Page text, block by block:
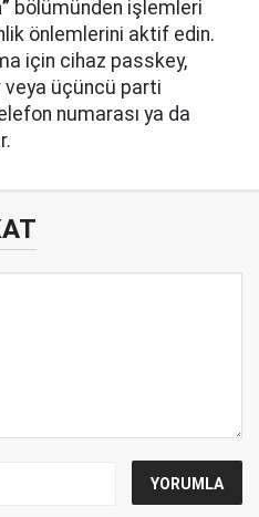
bölümünden işlemleri
önlemlerini aktif edin.
için cihaz passkey,
üçüncü parti
numarası ya da